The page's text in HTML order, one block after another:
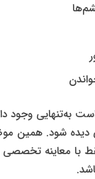
به‌تنهایی وجود
دیده شود. همین
با معاینه تخصصی